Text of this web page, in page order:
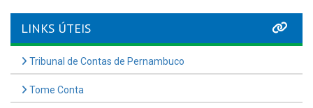
LINKS ÚTEIS
Tribunal de Contas de Pernambuco
Tome Conta